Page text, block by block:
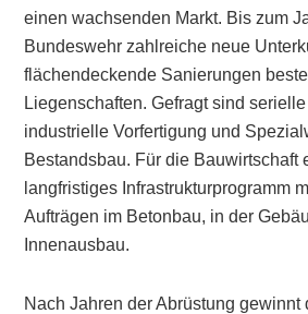
einen wachsenden Markt. Bis zum
Bundeswehr zahlreiche neue
flächendeckende Sanierungen
Liegenschaften. Gefragt sind
industrielle Vorfertigung und
Bestandsbau. Für die Bauwirtschaft
langfristiges Infrastrukturprogramm
Aufträgen im Betonbau, in der
Innenausbau.
Nach Jahren der Abrüstung gewinnt